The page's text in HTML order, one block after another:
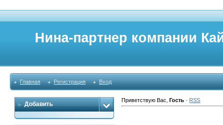
Нина-партнер компании
Главная Регистрация Вход
Добавить
Приветствую Вас ,Гость · RSS